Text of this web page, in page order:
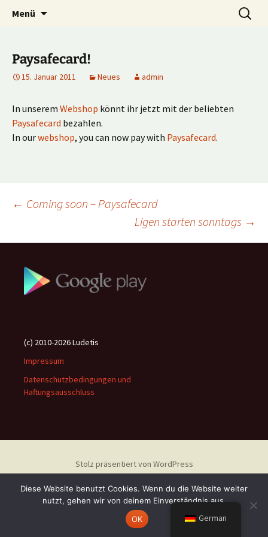
Kick it out!
Multiplayer Football Manager
Menü
Suche
nach:
Paysafecard!
15. Januar 2011 Neues admin
In unserem Webshop könnt ihr jetzt mit der beliebten
Paysafecard bezahlen.
In ourwebshop, you can now pay with Paysafecard.
Beitragsnavigation
← Coming soon – Paysafecard
Ligen starten sonntags →
(c) 2010-2026 Ludetis
Impressum
Datenschutzbedingungen und
Haftungsausschluss
Stolz präsentiert von WordPress
German
Diese Website benutzt Cookies. Wenn du die Website weiter
nutzt, gehen wir von deinem Einverständnis aus.
OK